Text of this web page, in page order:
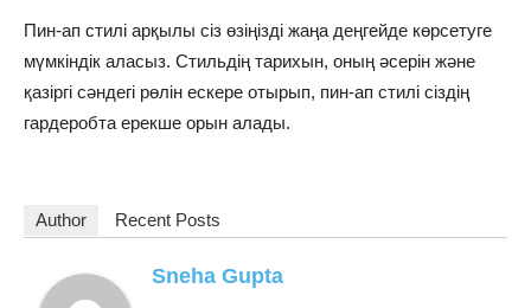
Пин-ап стилі арқылы сіз өзіңізді жаңа деңгейде көрсетуге
мүмкіндік аласыз. Стильдің тарихын, оның әсерін және
қазіргі сәндегі рөлін ескере отырып, пин-ап стилі сіздің
гардеробта ерекше орын алады.
Author Recent Posts
Sneha Gupta